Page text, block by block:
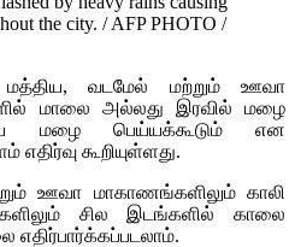
the city. / AFP PHOTO /
மத்திய, வடமேல் மற்றும் ஊவா
மாலை அல்லது இரவில் மழை
மழை பெய்யக்கூடும் என
கூறியுள்ளது.
ஊவா மாகாணங்களிலும் காலி
சில இடங்களில் காலை
எதிர்பார்க்கப்படலாம்.